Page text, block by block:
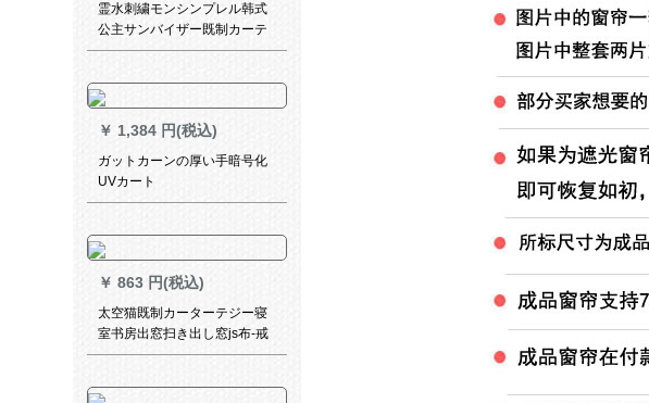
霊水刺繍モンシンプレル韩式
公主サンバイザー既制カーテ
ーン半遮光遮音カーターテレ
ーシリーズシリーズシリーズ
シリーズシリーズシリーズシ
リーズシリーズシリーズシリ
ーズシリーズシリーズシリー
ズシリーズシリーズシリーズ
手に連絡する
￥ 1,384 円(税込)
ガットカーンの厚い手暗号化
UVカート
￥ 863 円(税込)
太空猫既制カーターテジー寝
室书房出窓扫き出し窓js布-戒
色-灰色1メトルオーダダカー